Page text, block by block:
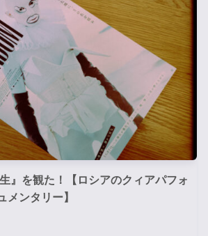
』を観た！【ロシアのクィアパフォ
メンタリー】